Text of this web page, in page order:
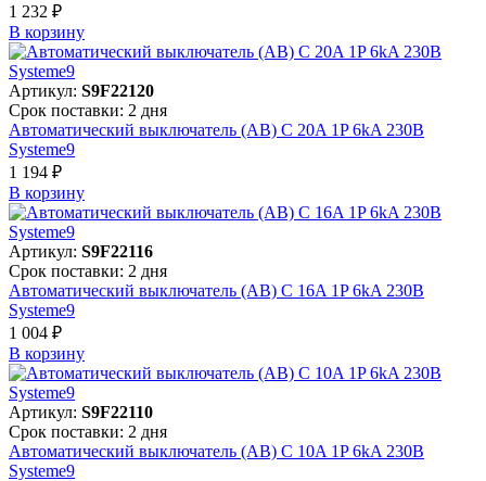
1 232 ₽
В корзинy
Артикул: S9F22120
Срок поставки: 2 дня
Автоматический выключатель (АВ) C 20A 1P 6kA 230В
Systeme9
1 194 ₽
В корзинy
Артикул: S9F22116
Срок поставки: 2 дня
Автоматический выключатель (АВ) C 16A 1P 6kA 230В
Systeme9
1 004 ₽
В корзинy
Артикул: S9F22110
Срок поставки: 2 дня
Автоматический выключатель (АВ) C 10A 1P 6kA 230В
Systeme9